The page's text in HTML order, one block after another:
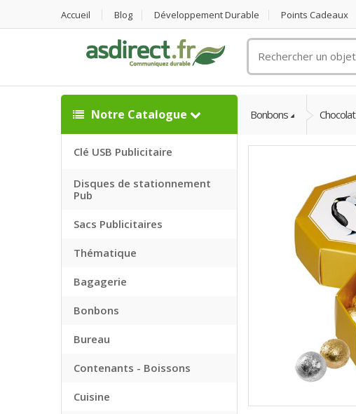
Accueil Blog Développement Durable Points Cadeaux
un
objet
publicitaire
Notre Catalogue
Clé USB Publicitaire
Disques de stationnement
Pub
Sacs Publicitaires
Thématique
Bagagerie
Bonbons
Bureau
Contenants - Boissons
Cuisine
Bonbons Chocolat